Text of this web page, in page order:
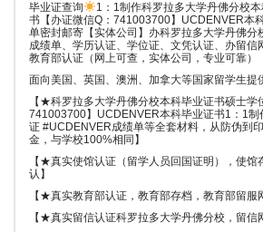
毕业证查询
1：1制作科罗拉多大学丹佛分校
书【办证微信Q：741003700】UCDENVER本
单密封邮寄【实体公司】办科罗拉多大学丹佛分
成绩单、学历认证、学位证、文凭认证、办留信
教育部认证（网上可查，实体公司，专业可靠）
面向美国、英国、澳洲、加拿大等国家留学生提
【★科罗拉多大学丹佛分校本科毕业证书硕士学
741003700】UCDENVER本科毕业证书1：1制
证 #UCDENVER成绩单等全套材料，从防伪到
金，与学校100%相同】
【★真实使馆认证（留学人员回国证明），使馆
认】
【★真实教育部认证，教育部存档，教育部留服
【★真实留信认证科罗拉多大学丹佛分校，留信